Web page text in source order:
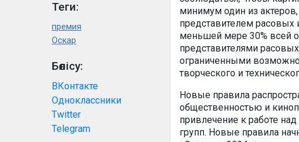
Теги:
премия
Оскар
Бөлісу:
ВКонтакте
Одноклассники
Twitter
Telegram
минимум один из
представителем расовых
меньшей мере 30% всей
представителями
ограниченными
творческого и
Новые правила
общественностью и
привлечение к работе
групп. Новые правила